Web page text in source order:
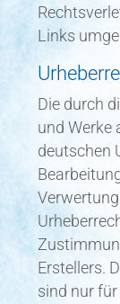
Links
Die durch
und Werke
deutschen
Erstellers.
sind nur